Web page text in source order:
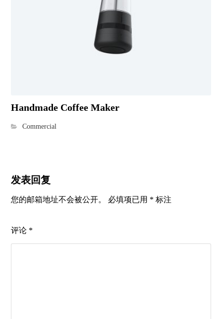
Handmade Coffee Maker
Commercial
发表回复
您的邮箱地址不会被公开。 必填项已用 * 标注
评论 *